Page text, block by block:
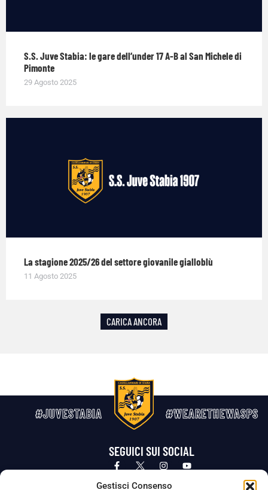
Gestisci Consenso
S.S. Juve Stabia: le gare dell’under 17 A-B al San Michele di
Pimonte
29 Agosto 2025
La stagione 2025/26 del settore giovanile gialloblù
11 Agosto 2025
CARICA ANCORA
#JUVESTABIA #WEARETHEWASPS
SEGUICI SUI SOCIAL
Privacy Policy Cookie Policy